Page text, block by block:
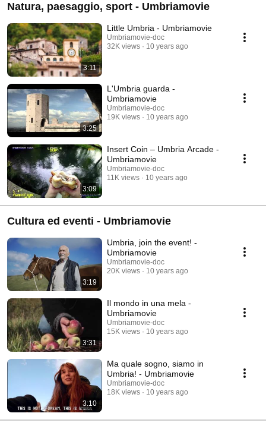
Natura, paesaggio, sport - Umbriamovie
3:11
Little Umbria - Umbriamovie
Umbriamovie-doc
32K views
10 years ago
3:25
L'Umbria guarda -
Umbriamovie
Umbriamovie-doc
19K views
10 years ago
3:09
Insert Coin – Umbria Arcade -
Umbriamovie
Umbriamovie-doc
11K views
10 years ago
Cultura ed eventi - Umbriamovie
3:19
Umbria, join the event! -
Umbriamovie
Umbriamovie-doc
20K views
10 years ago
3:31
Il mondo in una mela -
Umbriamovie
Umbriamovie-doc
15K views
10 years ago
3:10
Ma quale sogno, siamo in
Umbria! - Umbriamovie
Umbriamovie-doc
18K views
10 years ago